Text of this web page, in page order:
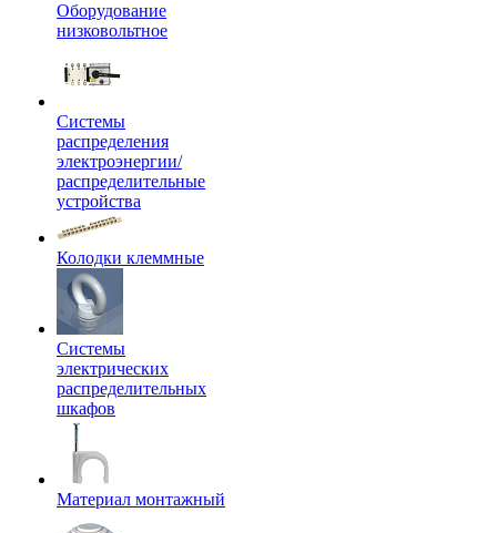
Оборудование
низковольтное
Системы
распределения
электроэнергии/
распределительные
устройства
Колодки клеммные
Системы
электрических
распределительных
шкафов
Материал монтажный